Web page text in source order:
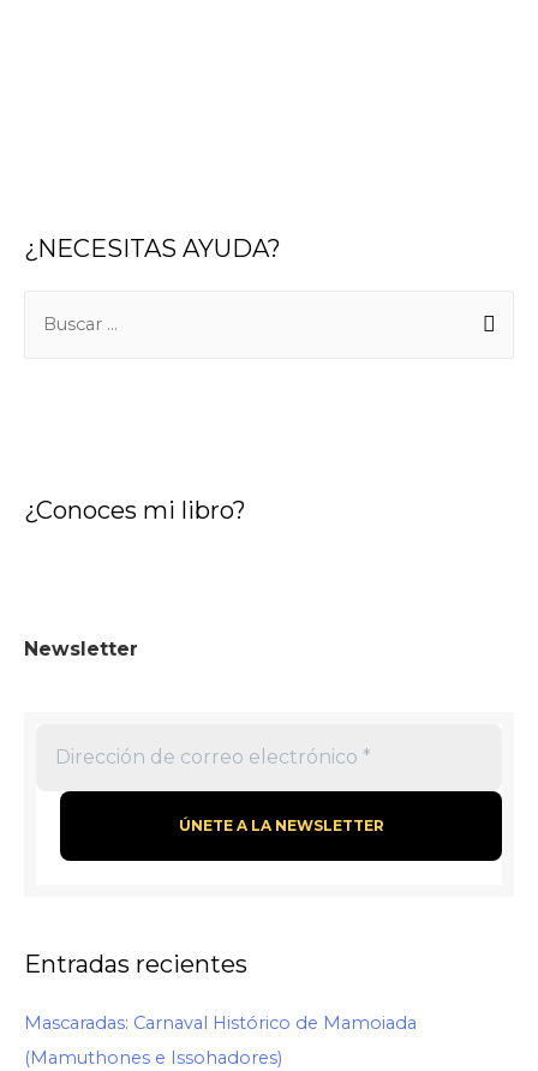
¿NECESITAS AYUDA?
:¿Conoces mi libro?
Newsletter
Entradas recientes
Mascaradas: Carnaval Histórico de Mamoiada
(Mamuthones e Issohadores)